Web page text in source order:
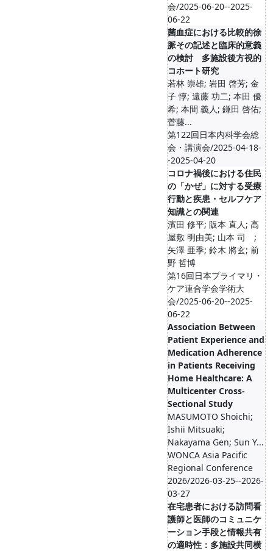
会/2025-06-20--2025-
06-22
菌血症における比較的徐
脈その記述と臨床的意義
の検討 多施設後方視的
コホート研究
若林 崇雄; 岩田 啓芳; 金
子 惇; 遠藤 功二; 本田 優
希; 本間 義人; 鎌田 啓佑;
菅藤...
第122回日本内科学会総
会・講演会/2025-04-18-
-2025-04-20
コロナ禍後における住民
の「かぜ」に対する受療
行動と疾患・セルフケア
知識との関連
濱田 修平; 阪本 直人; 高
屋敷 明由美; 山本 司 ;
矢澤 亜季; 鈴木 將玄; 前
野 哲博
第16回日本プライマリ・
ケア連合学会学術大
会/2025-06-20--2025-
06-22
Association Between
Patient Experience and
Medication Adherence
in Patients Receiving
Home Healthcare: A
Multicenter Cross-
Sectional Study
MASUMOTO Shoichi;
Ishii Mitsuaki;
Nakayama Gen; Sun Y...
WONCA Asia Pacific
Regional Conference
2026/2026-03-25--2026-
03-27
在宅患者における訪問看
護師と医師のコミュニケ
ーション手段と情報共有
の適時性：多施設共同横